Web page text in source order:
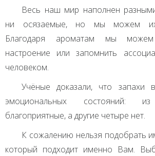
Весь наш мир наполнен
ни осязаемые, но мы можем их
Благодаря ароматам мы
настроение или запомнить
человеком.
Учёные доказали, что запахи
эмоциональных состояний:
благоприятные, а другие четыре нет.
К сожалению нельзя подобрать
который подходит именно Вам.